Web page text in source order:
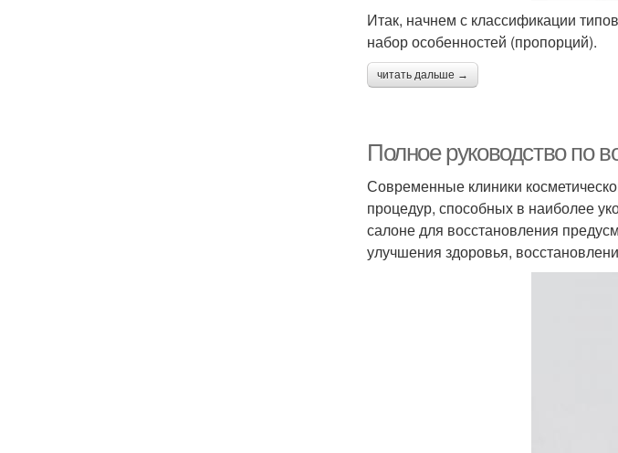
Итак, начнем с классификации
набор особенностей (пропорций).
читать дальше →
Полное руководство по
Современные клиники
процедур, способных в наиболее
салоне для восстановления
улучшения здоровья,